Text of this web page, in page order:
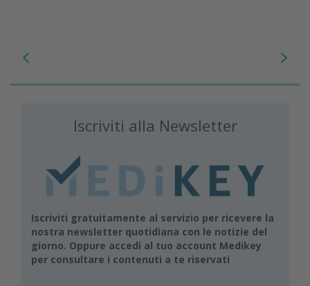
Iscriviti alla Newsletter
Iscriviti gratuitamente al servizio per ricevere la
nostra newsletter quotidiana con le notizie del
giorno. Oppure accedi al tuo account Medikey
per consultare i contenuti a te riservati